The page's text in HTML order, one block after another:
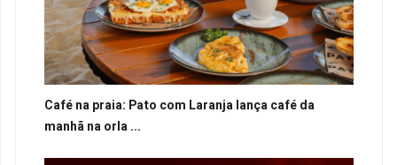
Café na praia: Pato com Laranja lança café da
manhã na orla ...